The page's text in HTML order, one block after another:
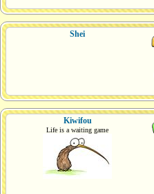
Shei
Kiwifou
Life is a waiting game